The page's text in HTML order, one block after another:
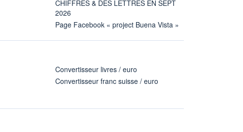
CHIFFRES & DES LETTRES EN SEPT
2026
Page Facebook « project Buena Vista »
Convertisseur livres / euro
Convertisseur franc suisse / euro